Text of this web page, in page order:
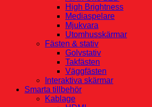
High Brightness
Mediaspelare
Mjukvara
Utomhusskärmar
Fästen & stativ
Golvstativ
Takfästen
Väggfästen
Interaktiva skärmar
Smarta tillbehör
Kablage